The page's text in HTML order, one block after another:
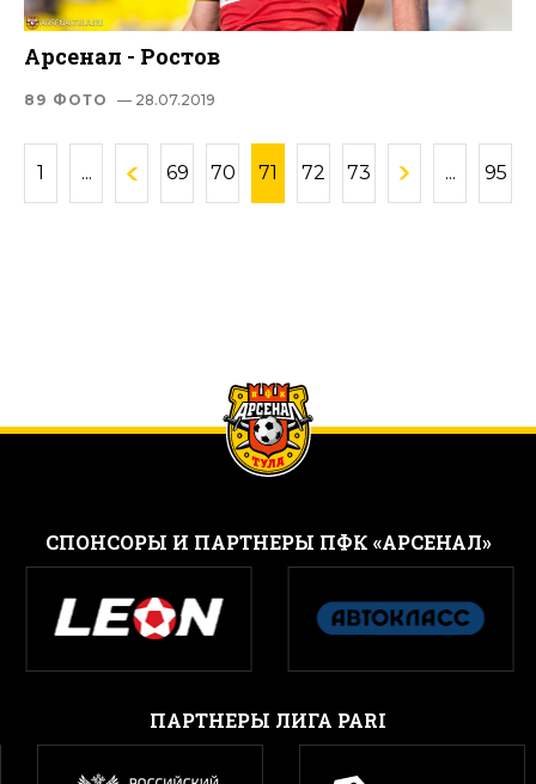
Арсенал - Ростов
89 ФОТО — 28.07.2019
1 ... 69 70 71 72 73 ... 95
CПОНСОРЫ И ПАРТНЕРЫ ПФК «АРСЕНАЛ»
ПАРТНЕРЫ ЛИГА PARI